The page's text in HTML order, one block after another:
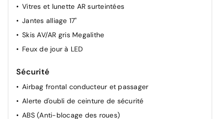
Vitres et lunette AR surteintées
Jantes alliage 17"
Skis AV/AR gris Megalithe
Feux de jour à LED
Sécurité
Airbag frontal conducteur et passager
Alerte d'oubli de ceinture de sécurité
ABS (Anti-blocage des roues)